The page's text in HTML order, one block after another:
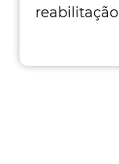
reabilitação